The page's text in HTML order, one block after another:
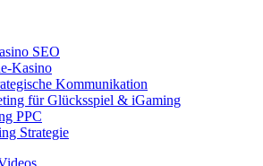
SEO
Kasino
Kommunikation
für Glücksspiel & iGaming
PPC
Strategie